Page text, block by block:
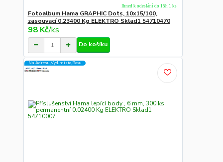
Fotoalbum Hama GRAPHIC Dots, 10x15/100,
zasouvací 0.23400 Kg ELEKTRO Sklad1 54710470
98 Kč/ks
Ihned k odeslání do 15h 1 ks
Do košíku
Na Adresu,Výd.místo,Boxu